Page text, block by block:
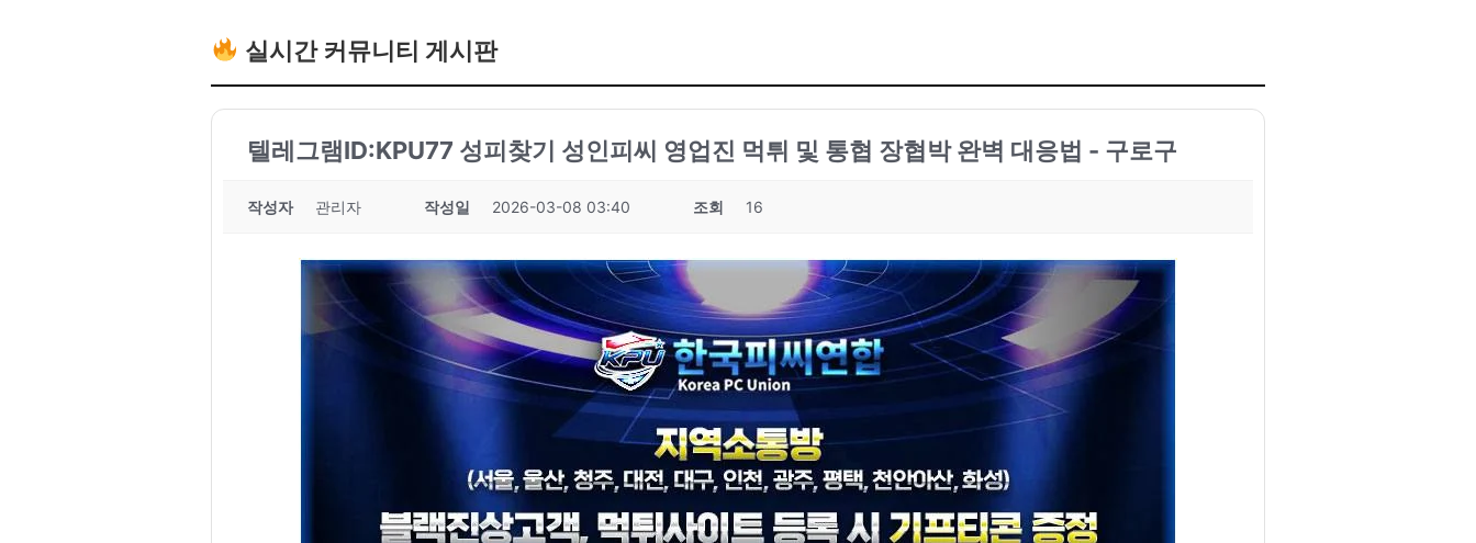
실시간 커뮤니티 게시판
텔레그램ID:KPU77 성피찾기 성인피씨 영업진 먹튀 및 통협 장협박 완벽 대응법 - 구로구
작성자 관리자 작성일 2026-03-08 03:40 조회 16